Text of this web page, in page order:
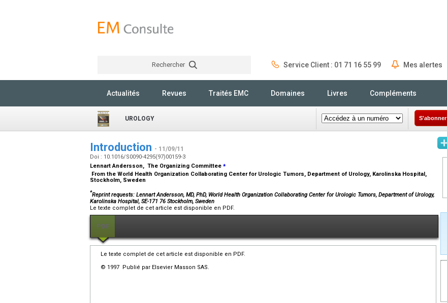
Rechercher Service Client : 01 71 16 55 99 Mes alertes
Actualités Revues Traités EMC Domaines Livres Compléments
UROLOGY S'abonner
Introduction - 11/09/11
Doi : 10.1016/S0090-4295(97)00159-3
Lennart Andersson, The Organizing Committee ⁎
From the World Health Organization Collaborating Center for Urologic Tumors, Department of Urology, Karolinska Hospital,
Stockholm, Sweden
*Reprint requests: Lennart Andersson, MD, PhD, World Health Organization Collaborating Center for Urologic Tumors, Department of Urology,
Karolinska Hospital, SE-171 76 Stockholm, Sweden
Le texte complet de cet article est disponible en PDF.
PDF
Le texte complet de cet article est disponible en PDF.
© 1997 Publié par Elsevier Masson SAS.